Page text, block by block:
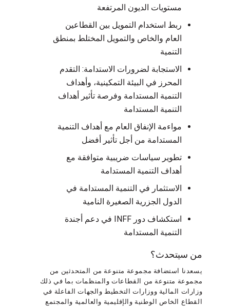
مستويات الديون المرتفعة
ربط استخدام التمويل بين القطاعين
العام والخاص والتمويل المختلط بمنطق
التنمية
الاستجابة لضرورات الاستدامة: التقدم
المحرز في البيئة التمكينية، وأهداف
التنمية المستدامة وفرصة تأثير أهداف
التنمية المستدامة
مواءمة الإنفاق العام مع أهداف التنمية
المستدامة من أجل تأثير أفضل
تطوير سياسات ضريبية متوافقة مع
أهداف التنمية المستدامة
الاستثمار في التنمية المستدامة في
الدول الجزرية الصغيرة النامية
استكشاف دور INFF في دعم أجندة
التنمية المستدامة
من سيتحدث؟
يسعدنا استضافة مجموعة متنوعة من المتحدثين من
مجموعة متنوعة من القطاعات والمنظمات بما في ذلك
وزارات المالية ووزارات التخطيط والجهات الفاعلة في
القطاع الخاص الوطنية والإقليمية والعالمية والمجتمع